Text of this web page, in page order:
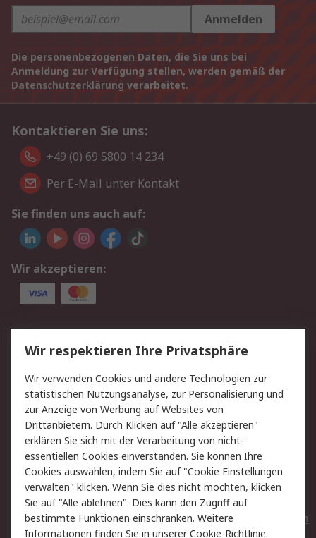
Anmelden
Die personenbezogenen Daten, die Sie uns bei
Anmeldung zur Verfügung stellen, werden gemäß der
Datenschutzerklärung verarbeitet.
Kontaktieren Sie uns:
+49 (0) 69 5800 14 234
Per E-Mail unter Kontakt
Sie finden uns auch auf:
Wir akzeptieren:
Service
Value Added Services
Lieferlösungen
Rücksendungen
Kontakt
Hilfe
Privatkunden
Rechtliches
AGB
Datenschutz
Cookie-Richtlinie
Zahlungsbedingungen
Copyright/Impressum
Entsorgung
Elektrogeräte/Batterien
Wir respektieren Ihre Privatsphäre
Wir verwenden Cookies und andere Technologien zur
statistischen Nutzungsanalyse, zur Personalisierung und
zur Anzeige von Werbung auf Websites von
Drittanbietern. Durch Klicken auf "Alle akzeptieren"
erklären Sie sich mit der Verarbeitung von nicht-
essentiellen Cookies einverstanden. Sie können Ihre
Cookies auswählen, indem Sie auf "Cookie Einstellungen
verwalten" klicken. Wenn Sie dies nicht möchten, klicken
Sie auf "Alle ablehnen". Dies kann den Zugriff auf
bestimmte Funktionen einschränken. Weitere
Informationen finden Sie in unsererCookie-Richtlinie.